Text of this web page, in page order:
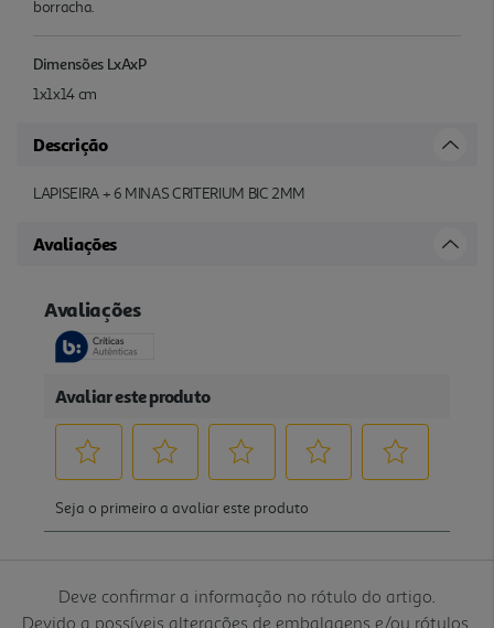
borracha.
Dimensões LxAxP
1x1x14 cm
Descrição
LAPISEIRA + 6 MINAS CRITERIUM BIC 2MM
Avaliações
Deve confirmar a informação no rótulo do artigo.
Devido a possíveis alterações de embalagens e/ou rótulos,